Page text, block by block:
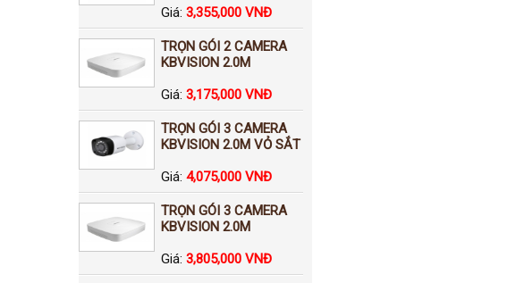
Giá: 3,355,000 VNĐ
TRỌN GÓI 2 CAMERA
KBVISION 2.0M
Giá: 3,175,000 VNĐ
TRỌN GÓI 3 CAMERA
KBVISION 2.0M VỎ SẮT
Giá: 4,075,000 VNĐ
TRỌN GÓI 3 CAMERA
KBVISION 2.0M
Giá: 3,805,000 VNĐ